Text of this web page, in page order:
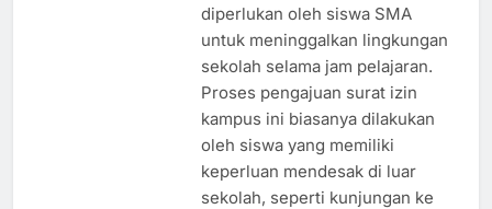
diperlukan oleh siswa SMA
untuk meninggalkan lingkungan
sekolah selama jam pelajaran.
Proses pengajuan surat izin
kampus ini biasanya dilakukan
oleh siswa yang memiliki
keperluan mendesak di luar
sekolah, seperti kunjungan ke